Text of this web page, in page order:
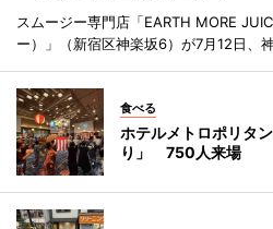
スムージー専門店「EARTH MORE
ー）」（新宿区神楽坂6）が7月12日、
食べる
ホテルメトロポリタ
り」 750人来場